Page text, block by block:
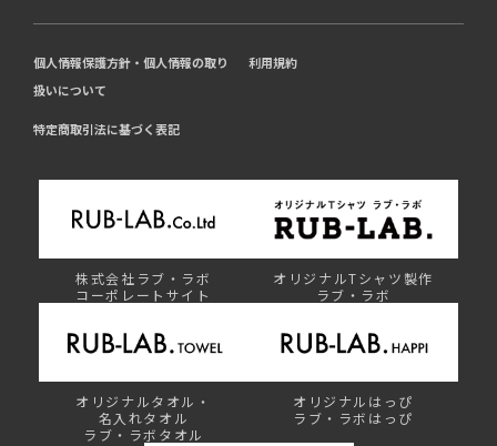
個人情報保護方針・個人情報の取り
扱いについて
利用規約
特定商取引法に基づく表記
株式会社ラブ・ラボ
コーポレートサイト
オリジナルTシャツ製作
ラブ・ラボ
オリジナルタオル・
名入れタオル
ラブ・ラボタオル
オリジナルはっぴ
ラブ・ラボはっぴ